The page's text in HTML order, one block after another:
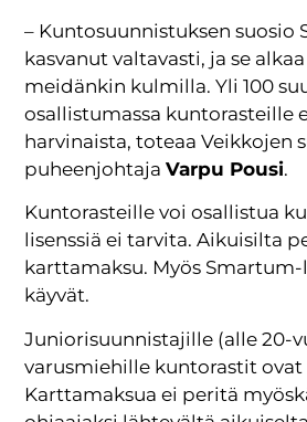
– Kuntosuunnistuksen suosio
kasvanut valtavasti, ja se
meidänkin kulmilla. Yli 100
osallistumassa kuntorasteille
harvinaista, toteaa Veikkojen
puheenjohtajaVarpu Pousi.
Kuntorasteille voi osallistua
lisenssiä ei tarvita. Aikuisilta
karttamaksu. Myös
käyvät.
Juniorisuunnistajille (alle 20-
varusmiehille kuntorastit
Karttamaksua ei peritä